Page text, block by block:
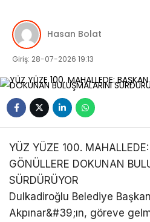
Hasan Bolat
Giriş: 28-07-2026 19:13
YÜZ YÜZE 100.
GÖNÜLLERE DOKUNAN
SÜRDÜRÜYOR
Dulkadiroğlu Belediye
Akpınar&#39;ın, göreve